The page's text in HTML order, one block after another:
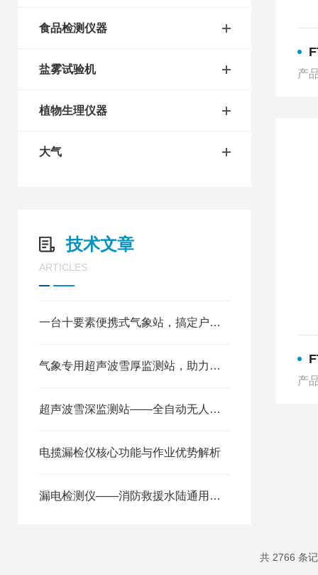
食品检测仪器
盐雾试验机
植物生理仪器
大气
技术文章
ARTICLES
一台十要素便携式气象站，搞定户外全环境监测，不止测气象！
气象专用超声波雪厚监测站，助力气象降雪观测
超声波雪深监测站——全自动无人值守雪深监测，替代人工测雪更精准
电揽漏检仪核心功能与作业优势解析
漏电检测仪——消防救援水陆通用安全探测装备概述
产
产
共 2766 条